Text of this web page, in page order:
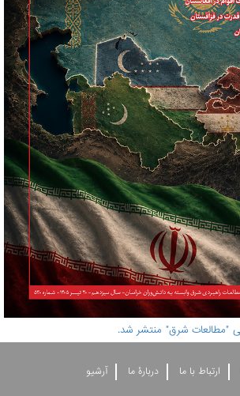
ارتباط با ما دربارۀ ما آرشيو